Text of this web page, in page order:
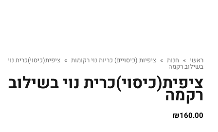
ראשי » חנות » ציפיות (כיסויים) כריות נוי רקומות » ציפית(כיסוי)כרית נוי
בשילוב רקמה
ציפית(כיסוי)כרית נוי בשילוב
רקמה
₪160.00